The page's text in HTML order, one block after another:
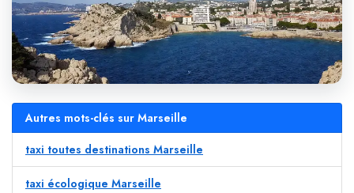
Autres mots-clés sur Marseille
taxi toutes destinations Marseille
taxi écologique Marseille